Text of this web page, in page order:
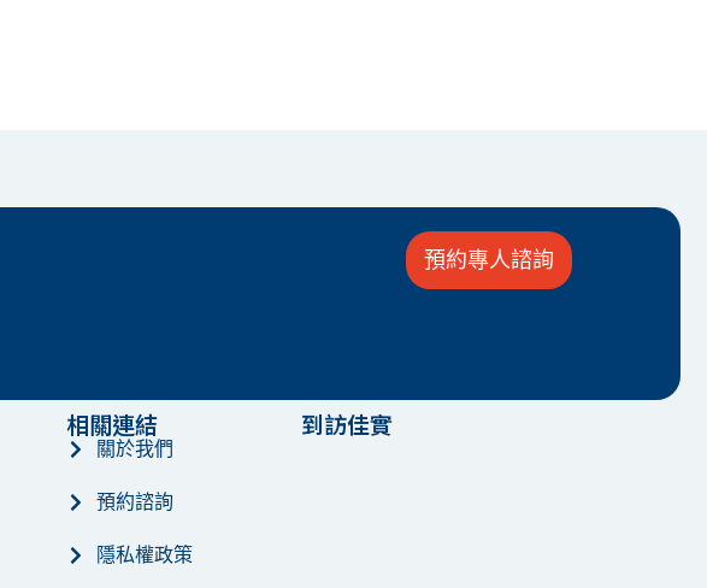
預約專人諮詢
相關連結
關於我們
預約諮詢
隱私權政策
到訪佳實